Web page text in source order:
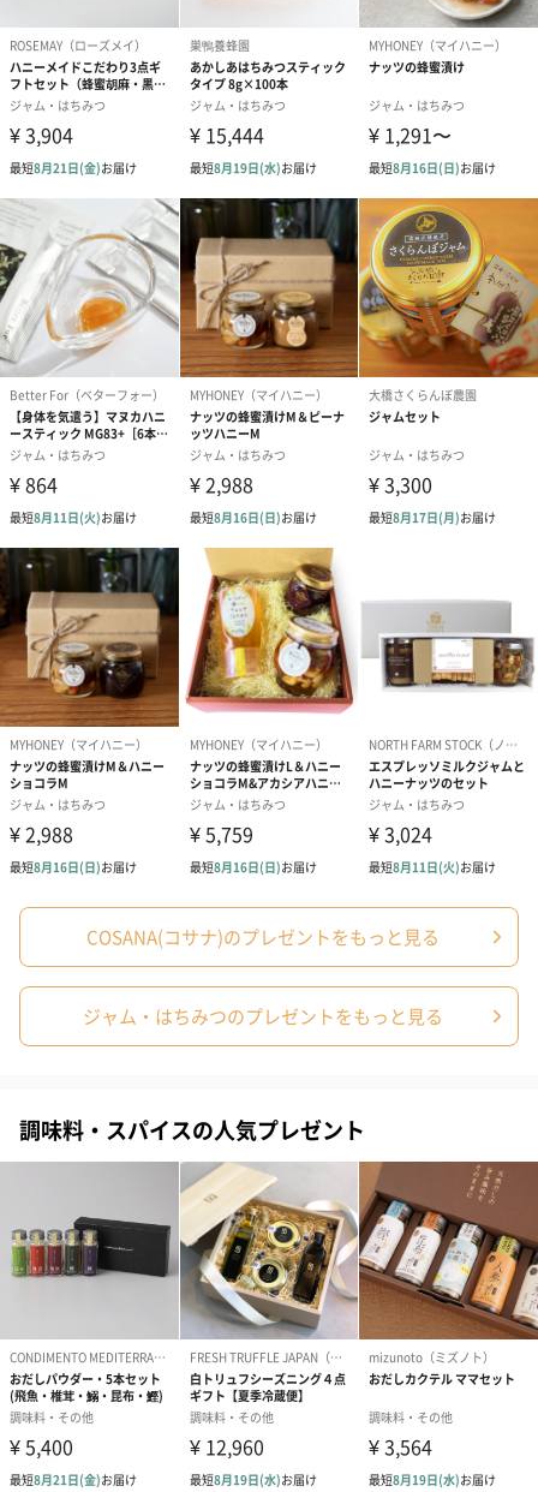
COSANA(コサナ)のプレゼントをもっと見る
ジャム・はちみつのプレゼントをもっと見る
調味料・スパイスの人気プレゼント